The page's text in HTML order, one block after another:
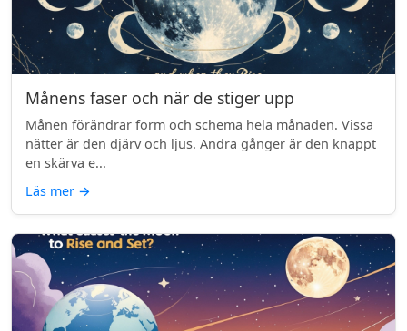
Månens faser och när de stiger upp
Månen förändrar form och schema hela månaden. Vissa
nätter är den djärv och ljus. Andra gånger är den knappt
en skärva e...
Läs mer →